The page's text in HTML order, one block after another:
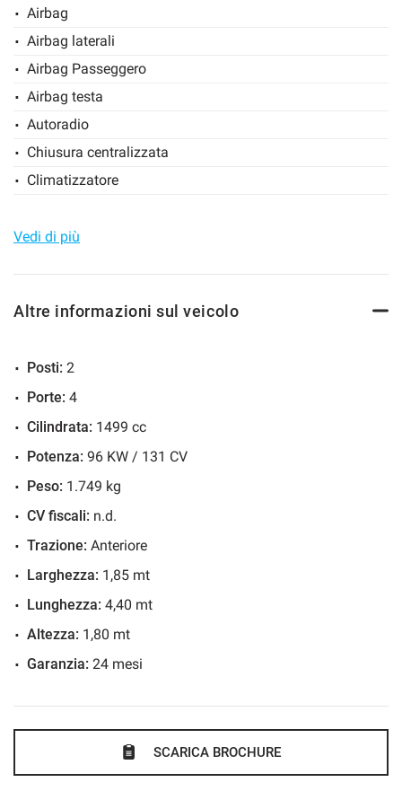
Airbag
Airbag laterali
Airbag Passeggero
Airbag testa
Autoradio
Chiusura centralizzata
Climatizzatore
Controllo trazione
Frenata d'emergenza assistita
Sensore di pioggia
Sensori di parcheggio posteriori
Servosterzo
Specchietti laterali elettrici
Vedi di più
Altre informazioni sul veicolo
Posti: 2
Porte: 4
Cilindrata: 1499 cc
Potenza: 96 KW / 131 CV
Peso: 1.749 kg
CV fiscali: n.d.
Trazione: Anteriore
Larghezza: 1,85 mt
Lunghezza: 4,40 mt
Altezza: 1,80 mt
Garanzia: 24 mesi
SCARICA BROCHURE
Salva
le
impostazioni